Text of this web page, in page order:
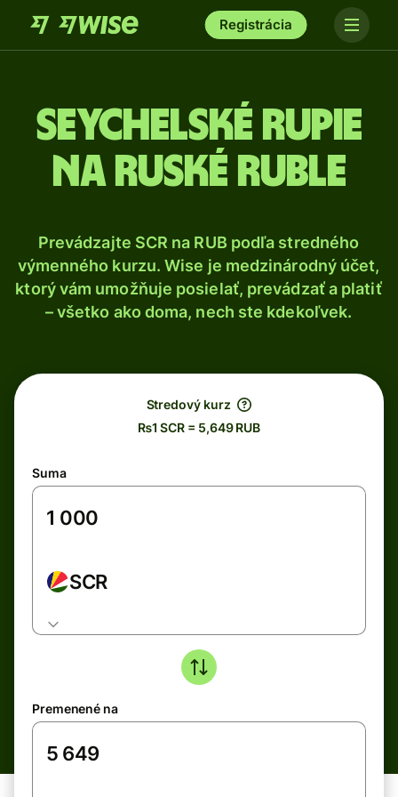
Registrácia
Seychelské rupie
na ruské ruble
Prevádzajte SCR na RUB podľa stredného
výmenného kurzu. Wise je medzinárodný účet,
ktorý vám umožňuje posielať, prevádzať a platiť
– všetko ako doma, nech ste kdekoľvek.
Stredový kurz
₨1 SCR = 5,649 RUB
Suma
SCR
Premenené na